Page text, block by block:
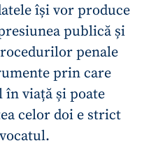
își vor produce
publică și
penale
prin care
în viață și poate
celor doi e strict